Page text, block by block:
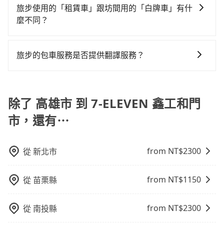
樣。另外，偶爾也會遇到明明已經預約了時間但上一位
用戶卻遲遲尚未歸還，又或者要還車時卻偏偏找不到停
使用時還是有其區域的限制，實際可停靠的地點與你的
比較寬鬆且不介意耗時轉乘可選大眾運輸或較貴的計程
車。 旅行人數：人數多時包車較方便舒適且每個人攤提
車，不趕時間即可選用大眾運輸。 便利性：需要便利性
供用車前一天凌晨六點前取消訂單的服務。所以我們會
在用車前一天才開始安排車輛，並於用車前一天晚上8點
booking@tripool.app，將有專人協助回覆確認是否能
旅步使用的「租賃車」跟坊間用的「白牌車」有什
麼不同？
字的「R」開頭，受車隊嚴格管理及審核後才可入隊，成
旅步的包車服務是否提供翻譯服務？
除了 高雄市 到 7-ELEVEN 鑫工和門
市，還有⋯
從新北市 from NT$2300
從 苗栗縣 from NT$1150
從 南投縣 from NT$2300